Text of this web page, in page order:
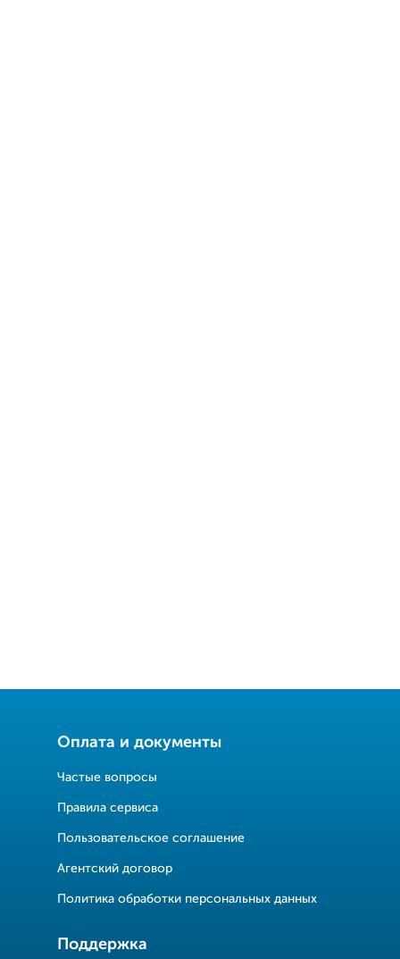
Оплата и документы
Частые вопросы
Правила сервиса
Пользовательское соглашение
Агентский договор
Политика обработки персональных данных
Поддержка